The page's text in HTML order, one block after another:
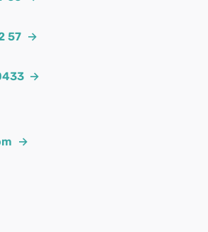
57 →
→
→